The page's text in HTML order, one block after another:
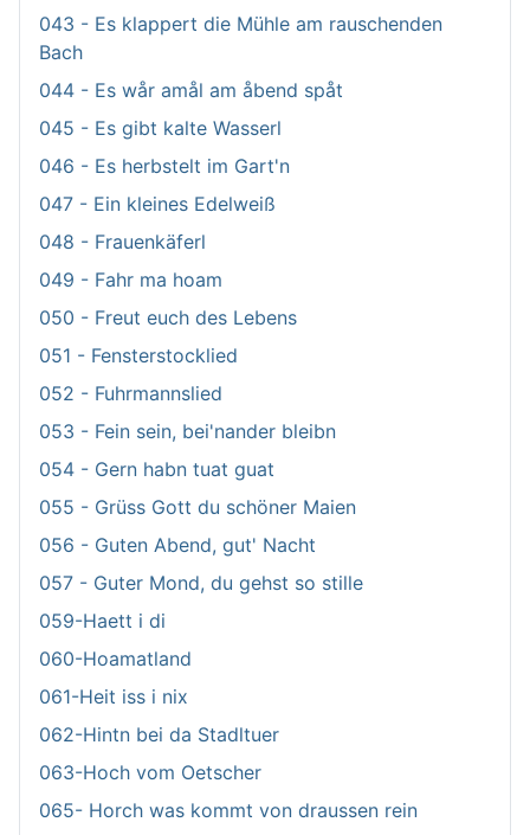
043 - Es klappert die Mühle am rauschenden
Bach
044 - Es wår amål am åbend spåt
045 - Es gibt kalte Wasserl
046 - Es herbstelt im Gart'n
047 - Ein kleines Edelweiß
048 - Frauenkäferl
049 - Fahr ma hoam
050 - Freut euch des Lebens
051 - Fensterstocklied
052 - Fuhrmannslied
053 - Fein sein, bei'nander bleibn
054 - Gern habn tuat guat
055 - Grüss Gott du schöner Maien
056 - Guten Abend, gut' Nacht
057 - Guter Mond, du gehst so stille
059-Haett i di
060-Hoamatland
061-Heit iss i nix
062-Hintn bei da Stadltuer
063-Hoch vom Oetscher
065- Horch was kommt von draussen rein